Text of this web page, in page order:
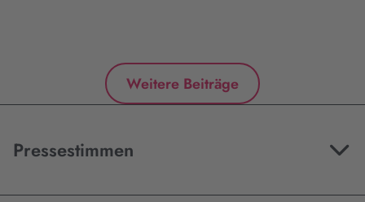
Weitere Beiträge
Pressestimmen